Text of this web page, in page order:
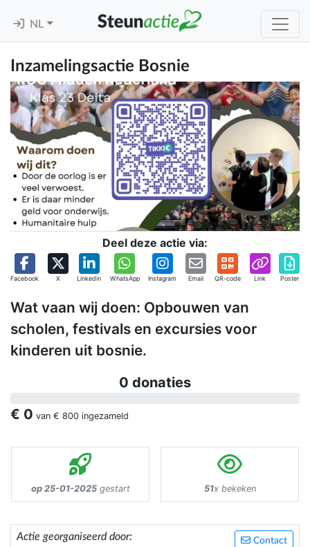
NL
Inzamelingsactie Bosnie
Deel deze actie via:
Facebook X Linkedin WhatsApp Instagram Email QR-code Link Poster
Wat vaan wij doen: Opbouwen van
scholen, festivals en excursies voor
kinderen uit bosnie.
0 donaties
€ 0 van € 800 ingezameld
op 25-01-2025gestart 51x bekeken
Contact
Actie georganiseerd door: